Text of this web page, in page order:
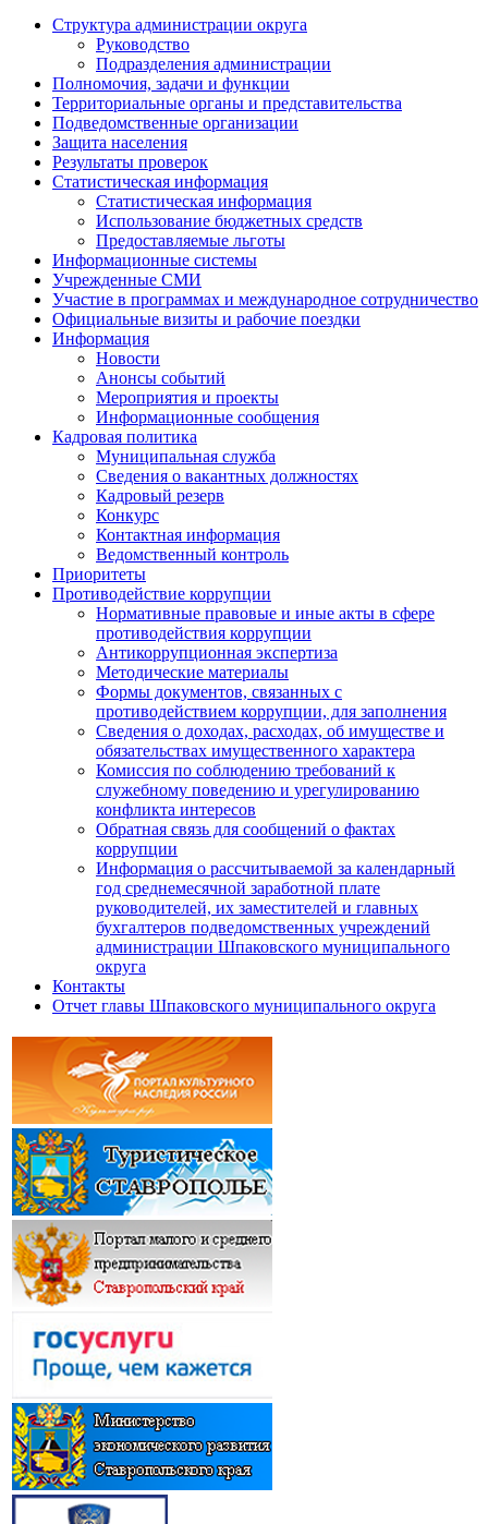
Структура администрации округа
Руководство
Подразделения администрации
Полномочия, задачи и функции
Территориальные органы и представительства
Подведомственные организации
Защита населения
Результаты проверок
Статистическая информация
Статистическая информация
Использование бюджетных средств
Предоставляемые льготы
Информационные системы
Учрежденные СМИ
Участие в программах и международное сотрудничество
Официальные визиты и рабочие поездки
Информация
Новости
Анонсы событий
Мероприятия и проекты
Информационные сообщения
Кадровая политика
Муниципальная служба
Сведения о вакантных должностях
Кадровый резерв
Конкурс
Контактная информация
Ведомственный контроль
Приоритеты
Противодействие коррупции
Нормативные правовые и иные акты в сфере
противодействия коррупции
Антикоррупционная экспертиза
Методические материалы
Формы документов, связанных с
противодействием коррупции, для заполнения
Сведения о доходах, расходах, об имуществе и
обязательствах имущественного характера
Комиссия по соблюдению требований к
служебному поведению и урегулированию
конфликта интересов
Обратная связь для сообщений о фактах
коррупции
Информация о рассчитываемой за календарный
год среднемесячной заработной плате
руководителей, их заместителей и главных
бухгалтеров подведомственных учреждений
администрации Шпаковского муниципального
округа
Контакты
Отчет главы Шпаковского муниципального округа